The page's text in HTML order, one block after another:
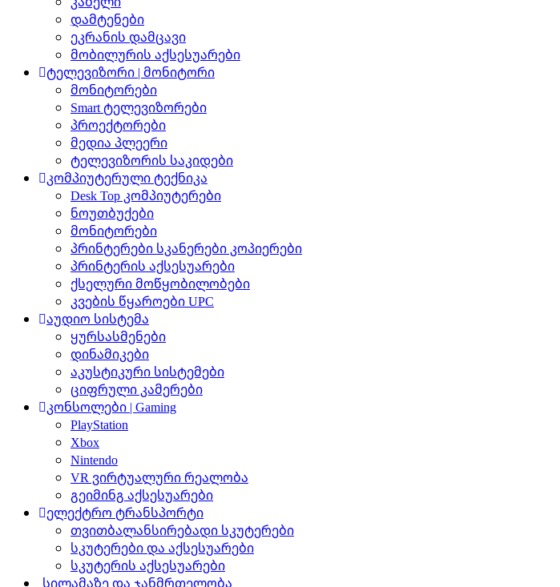
დამტენები
ეკრანის დამცავი
მობილურის აქსესუარები
ტელევიზორი | მონიტორი
მონიტორები
Smart ტელევიზორები
პროექტორები
მედია პლეერი
ტელევიზორის საკიდები
კომპიუტერული ტექნიკა
Desk Top კომპიუტერები
ნოუთბუქები
მონიტორები
პრინტერები სკანერები კოპიერები
პრინტერის აქსესუარები
ქსელური მოწყობილობები
კვების წყაროები UPC
აუდიო სისტემა
ყურსასმენები
დინამიკები
აკუსტიკური სისტემები
ციფრული კამერები
კონსოლები | Gaming
PlayStation
Xbox
Nintendo
VR ვირტუალური რეალობა
გეიმინგ აქსესუარები
ელექტრო ტრანსპორტი
თვითბალანსირებადი სკუტერები
სკუტერები და აქსესუარები
სკუტერის აქსესუარები
სილამაზე და ჯანმრთელობა